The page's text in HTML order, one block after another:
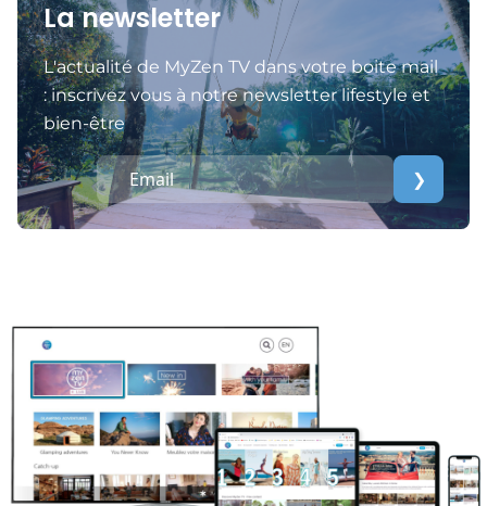
La newsletter
L'actualité de MyZen TV dans votre boite mail
: inscrivez vous à notre newsletter lifestyle et
bien-être
❯